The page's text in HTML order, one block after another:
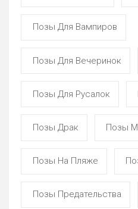
Позы Для Вампиров
Позы Для Вечеринок
Позы Для Русалок
Позы Драк Позы
Позы На Пляже
Позы Предательства